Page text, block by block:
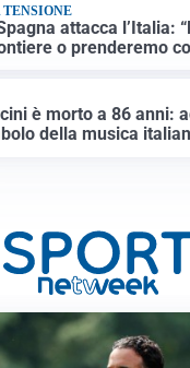
TENSIONE
attacca l’Italia:
o prenderemo
è morto a 86 anni:
della musica